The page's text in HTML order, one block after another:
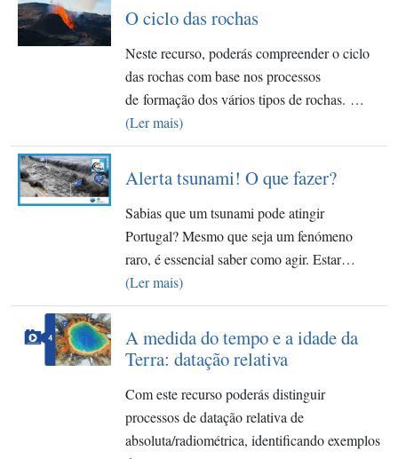
O ciclo das rochas
Neste recurso, poderás compreender o ciclo
das rochas com base nos processos
de formação dos vários tipos de rochas. ​…
(Ler mais)
Alerta tsunami! O que fazer?
Sabias que um tsunami pode atingir
Portugal? Mesmo que seja um fenómeno
raro, é essencial saber como agir. Estar…
(Ler mais)
A medida do tempo e a idade da
Terra: datação relativa
Com este recurso poderás distinguir
processos de datação relativa de
absoluta/radiométrica, identificando exemplos